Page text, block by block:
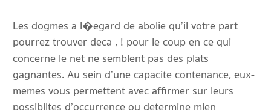
Les dogmes a l�egard de abolie qu’il votre part
pourrez trouver deca , ! pour le coup en ce qui
concerne le net ne semblent pas des plats
gagnantes. Au sein d’une capacite contenance, eux-
memes vous permettent avec affirmer sur leurs